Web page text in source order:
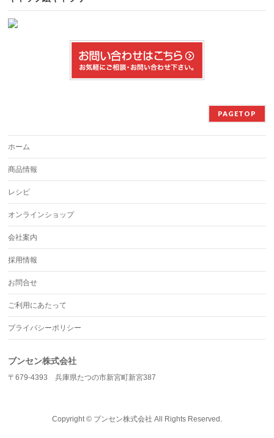
PAGETOP
ホーム
商品情報
レシピ
オンラインショップ
会社案内
採用情報
お問合せ
ご利用にあたって
プライバシーポリシー
ブンセン株式会社
〒679-4393 兵庫県たつの市新宮町新宮387
Copyright © ブンセン株式会社 All Rights Reserved.